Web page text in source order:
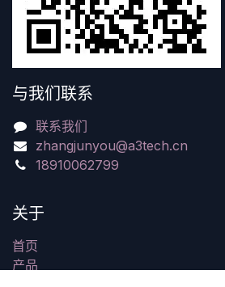
与我们联系
联系我们
zhangjunyou@a3tech.cn
18910062799
关于
首页
产品